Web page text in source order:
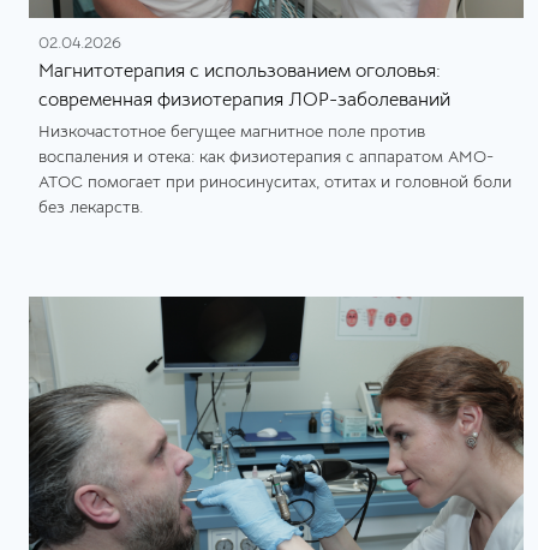
02.04.2026
Магнитотерапия с использованием оголовья:
современная физиотерапия ЛОР-заболеваний
Низкочастотное бегущее магнитное поле против
воспаления и отека: как физиотерапия с аппаратом АМО-
АТОС помогает при риносинуситах, отитах и головной боли
без лекарств.